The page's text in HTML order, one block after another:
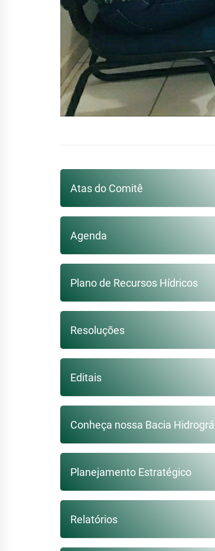
Atas do Comitê
Agenda
Plano de Recursos Hídricos
Resoluções
Editais
Conheça nossa Bacia
Planejamento Estratégico
Relatórios